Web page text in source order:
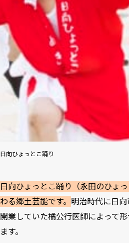
日向ひょっとこ踊り
日向ひょっとこ踊り（永田のひょ
わる郷土芸能です。 明治時代に日
開業していた橘公行医師によって
ます。